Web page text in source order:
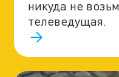
никуда не
телеведущая.